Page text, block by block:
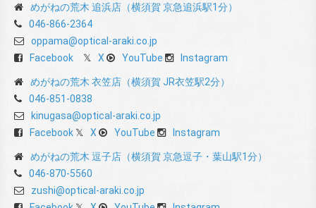
めがねの荒木 追浜店（横須賀 京急追浜駅1分）
046-866-2364
oppama@optical-araki.co.jp
Facebook
X YouTube Instagram
めがねの荒木 衣笠店（横須賀 JR衣笠駅2分）
046-851-0838
kinugasa@optical-araki.co.jp
Facebook
X YouTube Instagram
めがねの荒木 逗子店（横須賀 京急逗子・葉山駅1分）
046-870-5560
zushi@optical-araki.co.jp